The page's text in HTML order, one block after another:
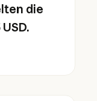
die